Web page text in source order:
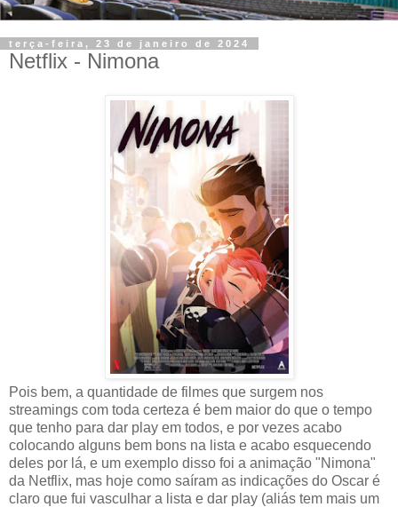
terça-feira, 23 de janeiro de 2024
Netflix - Nimona
Pois bem, a quantidade de filmes que surgem nos
streamings com toda certeza é bem maior do que o tempo
que tenho para dar play em todos, e por vezes acabo
colocando alguns bem bons na lista e acabo esquecendo
deles por lá, e um exemplo disso foi a animação "Nimona"
da Netflix, mas hoje como saíram as indicações do Oscar é
claro que fui vasculhar a lista e dar play (aliás tem mais um